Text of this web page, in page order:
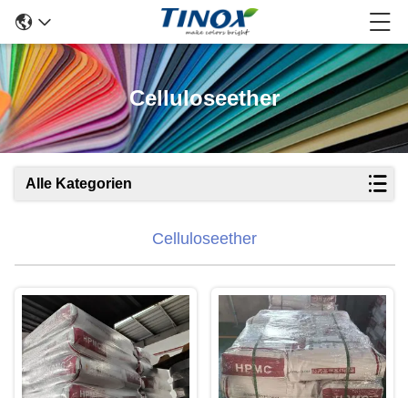
Celluloseether
Alle Kategorien
Celluloseether